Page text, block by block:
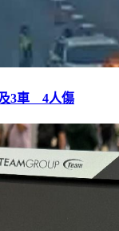
及3車 4人傷